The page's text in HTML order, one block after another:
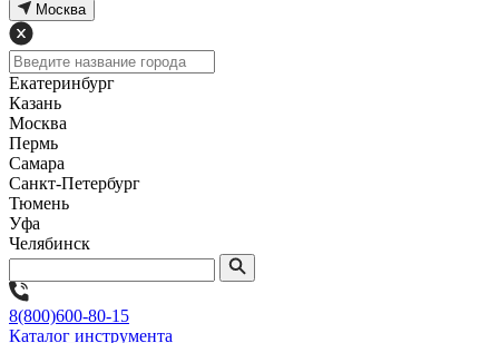
Москва
Екатеринбург
Казань
Москва
Пермь
Самара
Санкт-Петербург
Тюмень
Уфа
Челябинск
8(800)600-80-15
Каталог инструмента